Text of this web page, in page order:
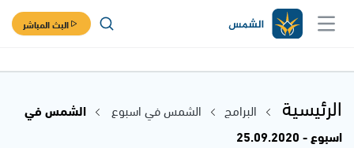
البث المباشر
الرئيسية البرامج الشمس في اسبوع
الشمس في
اسبوع - 25.09.2020